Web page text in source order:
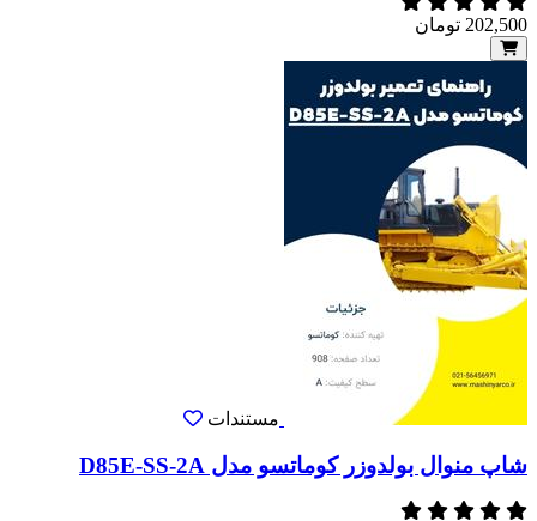
202,500 تومان
مستندات
شاپ منوال بولدوزر کوماتسو مدل D85E-SS-2A